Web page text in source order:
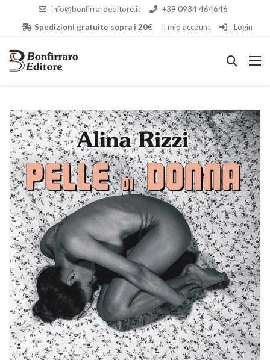
info@bonfirraroeditore.it
+39 0934 464646
Spedizioni gratuite sopra i 20€
Il mio account Login